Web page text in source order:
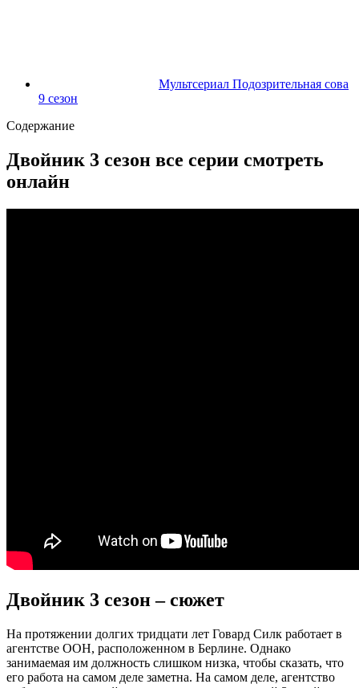
Мультсериал Подозрительная сова
9 сезон
Содержание
Двойник 3 сезон все серии смотреть
онлайн
Двойник 3 сезон – сюжет
На протяжении долгих тридцати лет Говард Силк работает в
агентстве ООН, расположенном в Берлине. Однако
занимаемая им должность слишком низка, чтобы сказать, что
его работа на самом деле заметна. На самом деле, агентство